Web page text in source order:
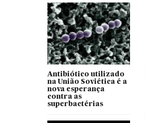
Antibiótico utilizado
na União Soviética é a
nova esperança
contra as
superbactérias